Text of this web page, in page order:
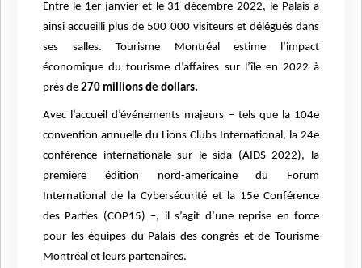
Entre le 1er janvier et le 31 décembre 2022, le Palais a
ainsi accueilli plus de 500 000 visiteurs et déléguésdans
ses salles. Tourisme Montréal estime l’impact
économique du tourisme d’affaires sur l’île en 2022 à
près de 270 millions de dollars.
Avec l’accueil d’événements majeurs – tels que la 104e
convention annuelle du Lions Clubs International, la 24e
conférence internationale sur le sida (AIDS 2022), la
première édition nord-américaine du Forum
International de la Cybersécurité et la 15e Conférence
des Parties (COP15) –, il s’agit d’une reprise en force
pour les équipes du Palais des congrès et de Tourisme
Montréal et leurs partenaires.